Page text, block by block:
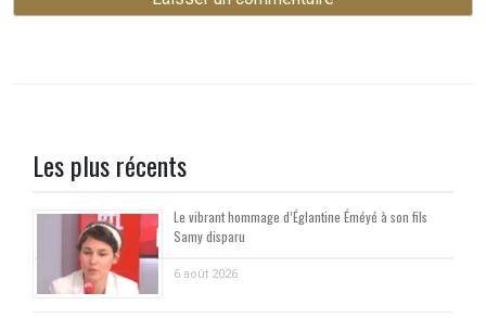
Les plus récents
Le vibrant hommage d’Églantine Éméyé à son fils
Samy disparu
6 août 2026